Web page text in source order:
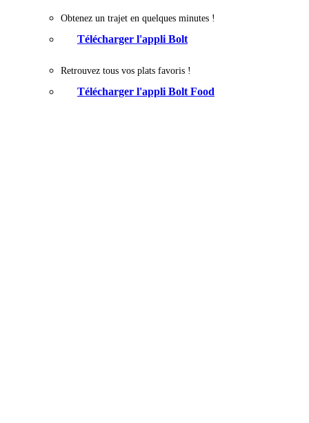
Obtenez un trajet en quelques minutes !
Télécharger l'appli Bolt
Retrouvez tous vos plats favoris !
Télécharger l'appli Bolt Food